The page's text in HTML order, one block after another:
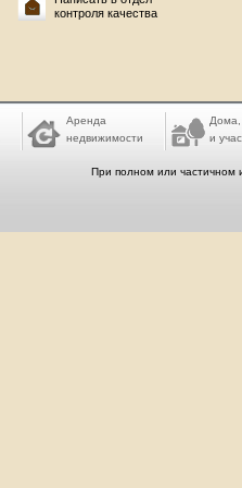
контроля качества
Аренда
недвижимости
Дома,
и
При полном или частичном